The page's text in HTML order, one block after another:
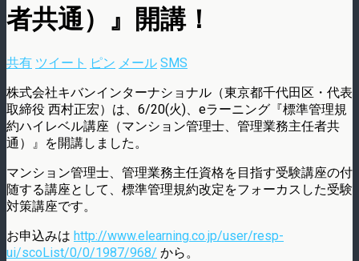
者共通）』開講！
共有 ツイート ピン メール SMS
株式会社キバンインターナショナル（東京都千代田区・代表
取締役 西村正宏）は、6/20(火)、eラーニング『標準管理規
約ハイレベル講座（マンション管理士、管理業務主任者共
通）』を開講しました。
マンション管理士、管理業務主任資格を目指す受験講座の付
随する講座として、標準管理規約改定をフォーカスした受験
対策講座です。
お申込みは http://www.elearning.co.jp/user/resp-
ui/scoList/0/0/1987/968/ から。